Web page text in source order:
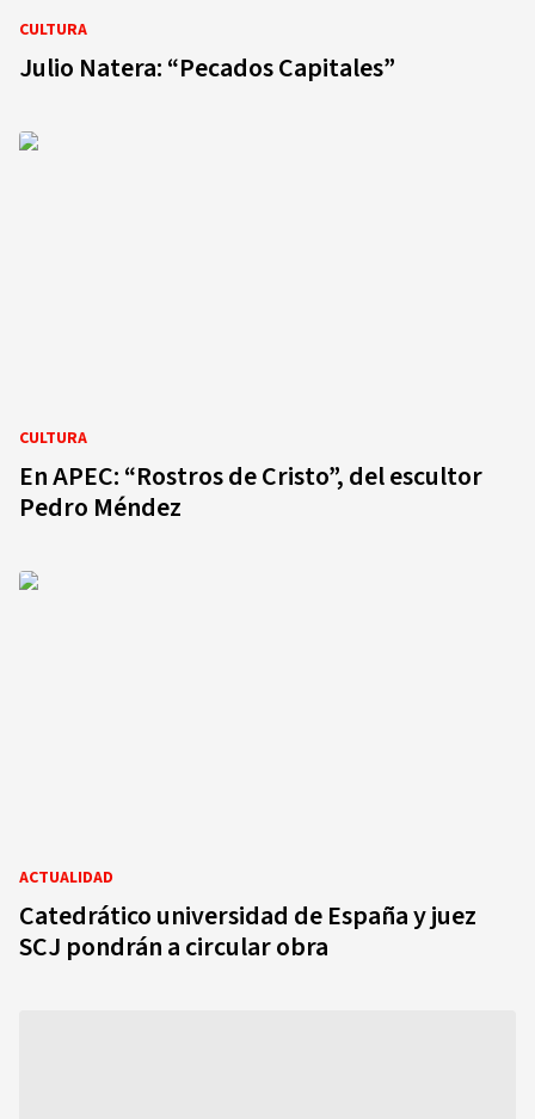
CULTURA
Julio Natera: “Pecados Capitales”
CULTURA
En APEC: “Rostros de Cristo”, del escultor
Pedro Méndez
ACTUALIDAD
Catedrático universidad de España y juez
SCJ pondrán a circular obra